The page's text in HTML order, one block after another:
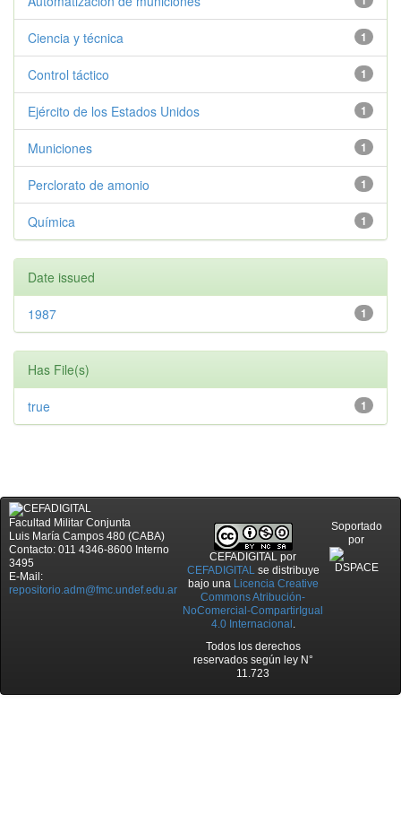
1
Ciencia y técnica
1
Control táctico
1
Ejército de los Estados Unidos
1
Municiones
1
Perclorato de amonio
1
Química
Date issued
1
1987
Has File(s)
1
true
Facultad Militar Conjunta
Luis María Campos 480 (CABA)
Contacto: 011 4346-8600 Interno
3495
E-Mail:
repositorio.adm@fmc.undef.edu.ar
CEFADIGITAL por
CEFADIGITALse distribuye
bajo una Licencia Creative
Commons Atribución-
NoComercial-CompartirIgual
4.0 Internacional .
Todos los derechos
reservados según ley N°
11.723
Soportado
por